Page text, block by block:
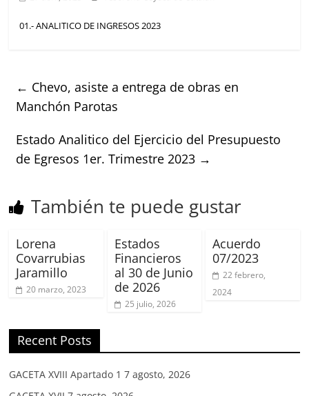
01.- ANALITICO DE INGRESOS 2023
← Chevo, asiste a entrega de obras en
Manchón Parotas
Estado Analitico del Ejercicio del Presupuesto
de Egresos 1er. Trimestre 2023 →
También te puede gustar
Lorena
Covarrubias
Jaramillo
20 marzo, 2023
Estados
Financieros
al 30 de Junio
de 2026
25 julio, 2026
Acuerdo
07/2023
22 febrero,
2024
Recent Posts
GACETA XVIII Apartado 1 7 agosto, 2026